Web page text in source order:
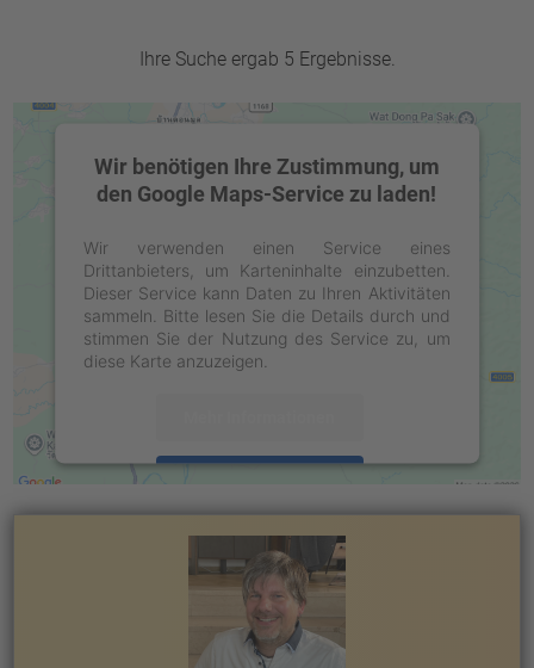
Ihre Suche ergab 5 Ergebnisse.
Wir benötigen Ihre Zustimmung, um
den Google Maps-Service zu laden!
Wir verwenden einen Service eines
Drittanbieters, um Karteninhalte einzubetten.
Dieser Service kann Daten zu Ihren Aktivitäten
sammeln. Bitte lesen Sie die Details durch und
stimmen Sie der Nutzung des Service zu, um
diese Karte anzuzeigen.
Management Platform
eRecht24